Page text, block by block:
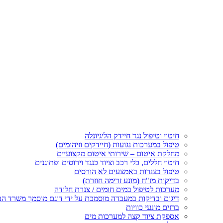
חיטוי וטיפול נגד חיידק הליגיונלה
טיפול במערכות נגועות (חיידקים וזיהומים)
מחלקת איטום – שירותי איטום מקצועיים
חיטוי חללים, כלי רכב וציוד כנגד וירוסים ופתוגנים
טיפול בצנרות באמצעים לא הורסים
בדיקות מז"ח (מונע זרימה חוזרת)
מערכות לטיפול במים חומים / צנרת חלודה
דיגום ובדיקות במעבדה מוסמכת על ידי דוגם מוסמך משרד
ברזים מונעי כוויות
אספקת ציוד קצה למערכות מים